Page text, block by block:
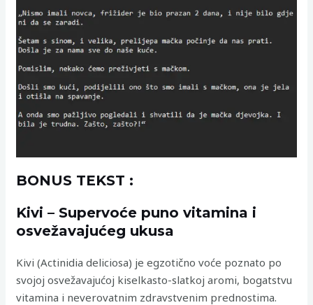
BONUS TEKST :
Kivi – Supervoće puno vitamina i
osvežavajućeg ukusa
Kivi (Actinidia deliciosa) je egzotično voće poznato po
svojoj osvežavajućoj kiselkasto-slatkoj aromi, bogatstvu
vitamina i neverovatnim zdravstvenim prednostima.